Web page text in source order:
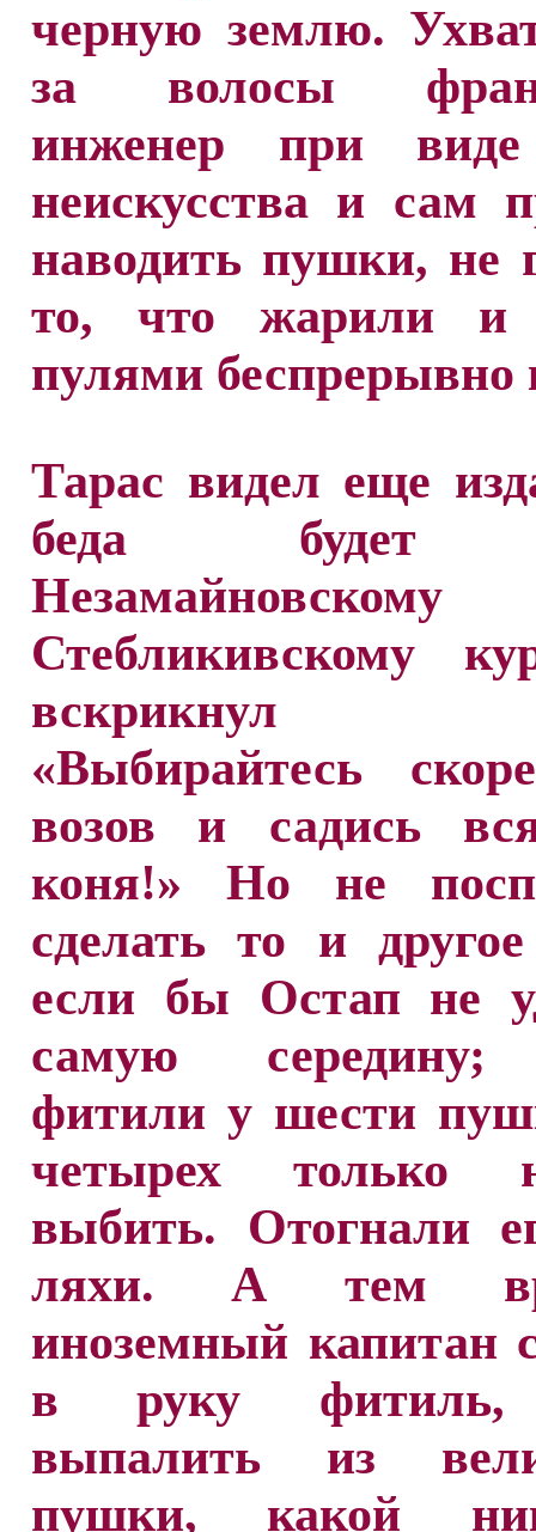
черную землю.
за волосы
инженер при виде
неискусства и сам
наводить пушки, не
то, что жарили и
пулями беспрерывно
Тарас видел еще
беда будет
Стебликивскому
вскрикнул
«Выбирайтесь
возов и садись
коня!» Но не
сделать то и
если бы Остап не
самую
фитили у шести
четырех только
выбить. Отогнали
ляхи. А тем
иноземный капитан
в руку фитиль,
выпалить из
пушки, какой